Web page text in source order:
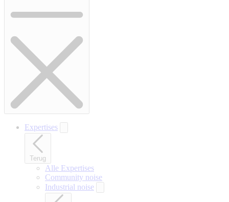
Expertises
Terug
Alle Expertises
Community noise
Industrial noise